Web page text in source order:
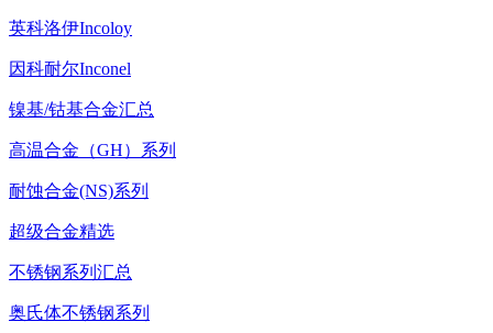
英科洛伊Incoloy
因科耐尔Inconel
镍基/钴基合金汇总
高温合金（GH）系列
耐蚀合金(NS)系列
超级合金精选
不锈钢系列汇总
奥氏体不锈钢系列